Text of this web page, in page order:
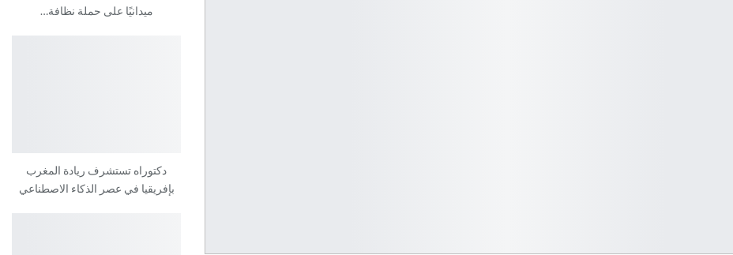
ميدانيًا على حملة نظافة…
دكتوراه تستشرف ريادة المغرب
بإفريقيا في عصر الذكاء الاصطناعي